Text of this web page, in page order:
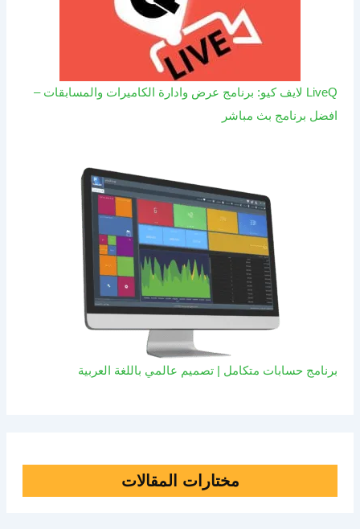
LiveQ لايف كيو: برنامج عرض وادارة الكاميرات والمسابقات –
افضل برنامج بث مباشر
برنامج حسابات متكامل | تصميم عالمي باللغة العربية
مختارات المقالات